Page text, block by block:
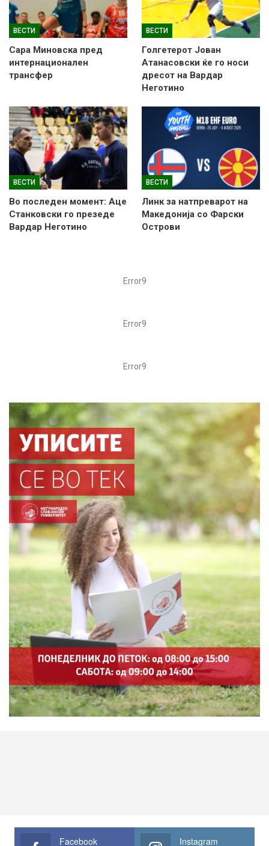
ВЕСТИ
Сара Миновска пред
интернационален
трансфер
ВЕСТИ
Голгетерот Јован
Атанасовски ќе го носи
дресот на Вардар
Неготино
ВЕСТИ
Во последен момент: Аце
Станковски го презеде
Вардар Неготино
ВЕСТИ
Линк за натпреварот на
Македонија со Фарски
Острови
Error9
Error9
Error9
Facebook Instagram